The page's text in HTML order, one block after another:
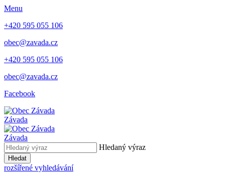
Menu
+420 595 055 106
obec@zavada.cz
+420 595 055 106
obec@zavada.cz
Facebook
Závada
Závada
Hledaný výraz
Hledat
rozšířené vyhledávání